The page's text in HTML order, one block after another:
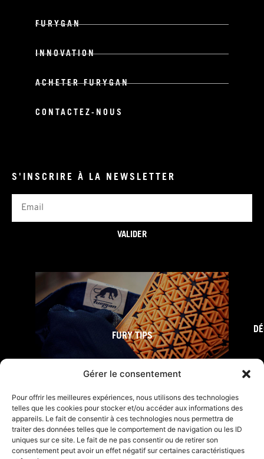
Gérer le consentement
Pour offrir les meilleures expériences, nous utilisons des technologies
telles que les cookies pour stocker et/ou accéder aux informations des
appareils. Le fait de consentir à ces technologies nous permettra de
traiter des données telles que le comportement de navigation ou les ID
uniques sur ce site. Le fait de ne pas consentir ou de retirer son
consentement peut avoir un effet négatif sur certaines caractéristiques
FURYGAN
INNOVATION
ACHETER FURYGAN
CONTACTEZ-NOUS
S'INSCRIRE À LA NEWSLETTER
VALIDER
FURY TIPS